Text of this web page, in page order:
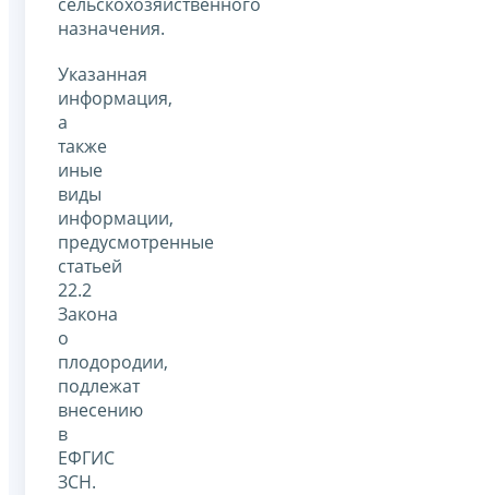
назначения.
Указанная
информация,
а
также
иные
виды
информации,
предусмотренные
статьей
22.2
Закона
о
плодородии,
подлежат
внесению
в
ЕФГИС
ЗСН.